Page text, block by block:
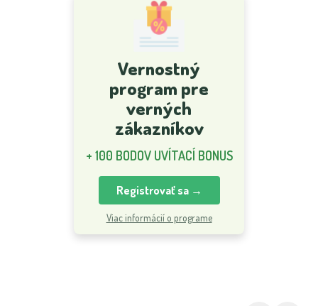
Vernostný
program pre
verných
zákazníkov
+ 100 BODOV UVÍTACÍ BONUS
Registrovať sa →
Viac informácií o programe